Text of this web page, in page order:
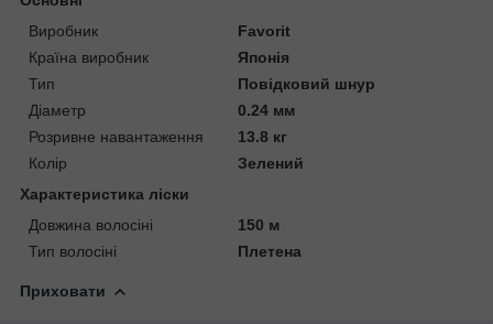
Виробник
Favorit
Країна виробник
Японія
Тип
Повідковий шнур
Діаметр
0.24 мм
Розривне навантаження
13.8 кг
Колір
Зелений
Характеристика ліски
Довжина волосіні
150 м
Тип волосіні
Плетена
Приховати